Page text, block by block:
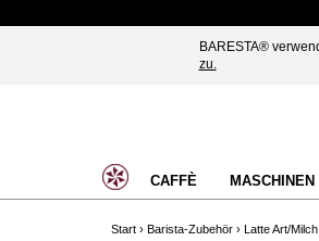
BARESTA®
zu.
CAFFÈ MASCHINEN
Start › Barista-Zubehör › Latte Art/Milch